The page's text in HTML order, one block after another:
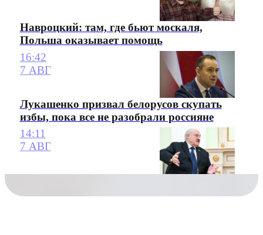
Навроцкий: там, где бьют москаля,
Польша оказывает помощь
16:42
7 АВГ
Лукашенко призвал белорусов скупать
избы, пока все не разобрали россияне
14:11
7 АВГ